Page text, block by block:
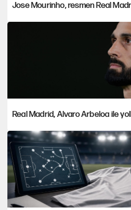
Jose Mourinho, resmen Real
Real Madrid, Alvaro Arbeloa ile